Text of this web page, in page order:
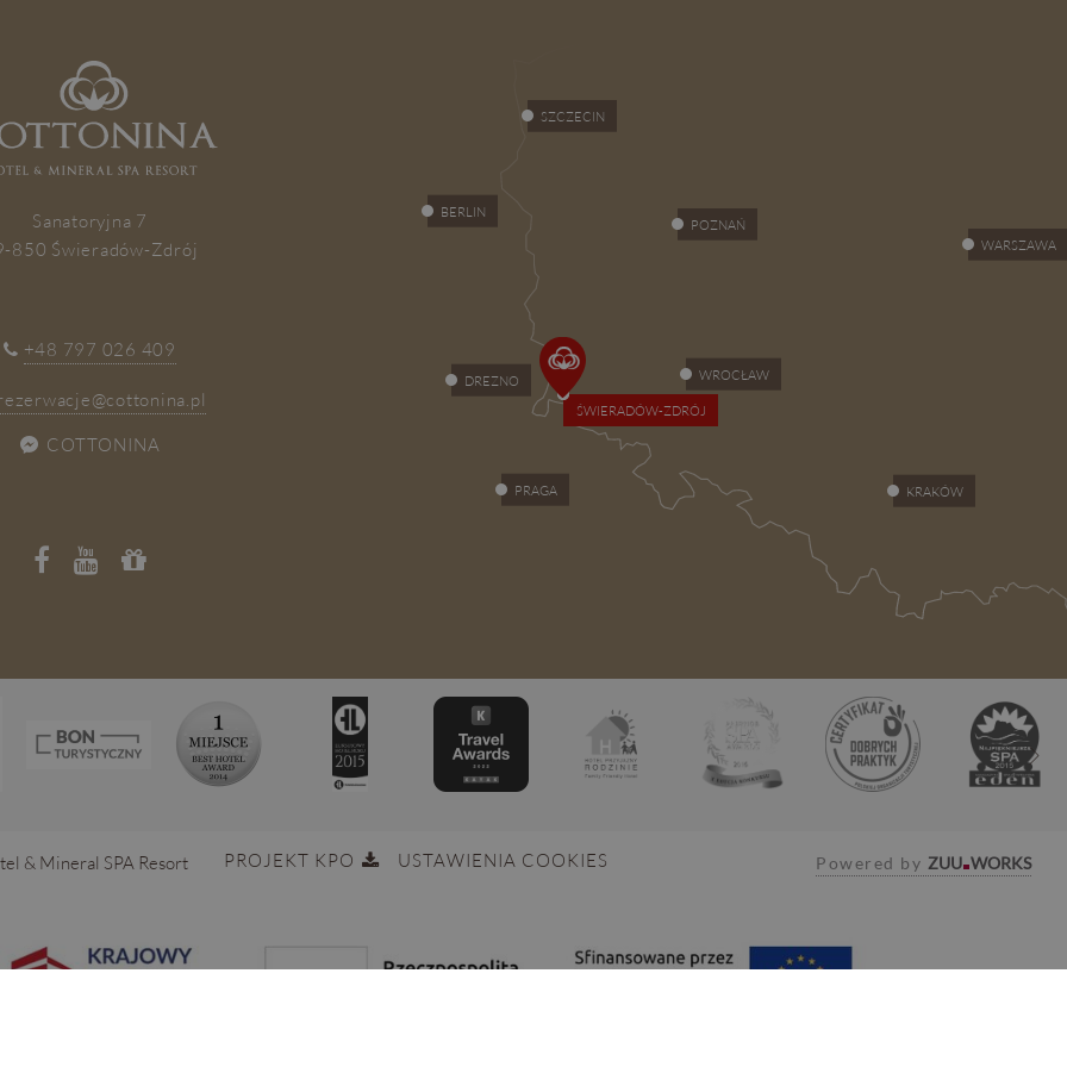
Sanatoryjna 7
850 Świeradów-Zdrój
+48 797 026 409
COTTONINA
ŚWIERADÓW-ZDRÓJ
WARSZAWA
KRAKÓW
WROCŁAW
POZNAŃ
BERLIN
PRAGA
DREZNO
SZCZECIN
& Mineral SPA Resort PROJEKT KPO USTAWIENIA COOKIES Powered by ZUU WORKS